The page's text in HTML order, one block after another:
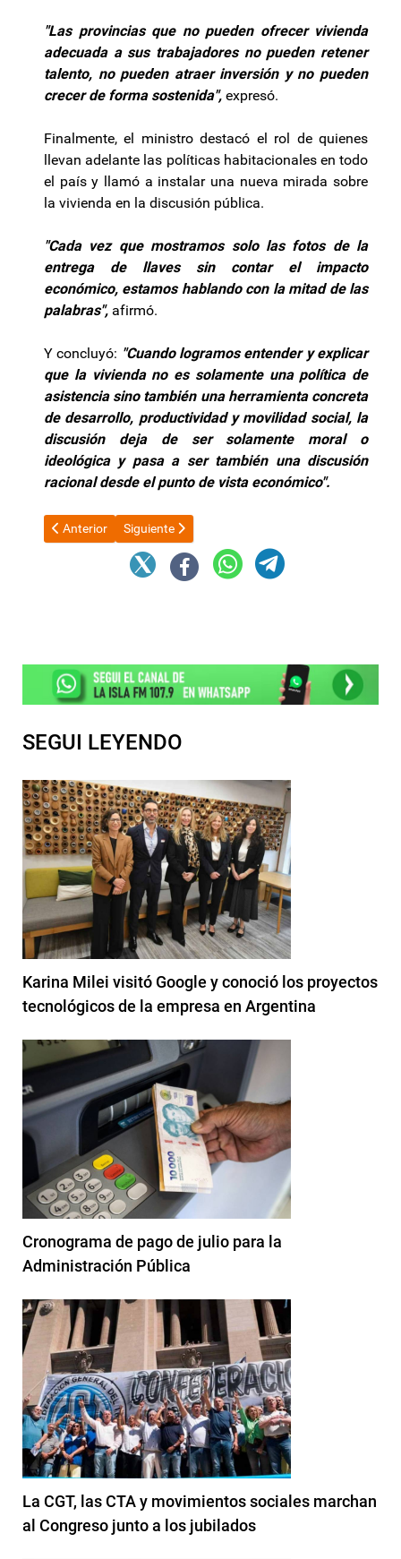
"Las provincias que no pueden ofrecer vivienda
adecuada a sus trabajadores no pueden retener
talento, no pueden atraer inversión y no pueden
crecer de forma sostenida", expresó.
Finalmente, el ministro destacó el rol de quienes
llevan adelante las políticas habitacionales en todo
el país y llamó a instalar una nueva mirada sobre
la vivienda en la discusión pública.
"Cada vez que mostramos solo las fotos de la
entrega de llaves sin contar el impacto
económico, estamos hablando con la mitad de las
palabras", afirmó.
Y concluyó: "Cuando logramos entender y explicar
que la vivienda no es solamente una política de
asistencia sino también una herramienta concreta
de desarrollo, productividad y movilidad social, la
discusión deja de ser solamente moral o
ideológica y pasa a ser también una discusión
racional desde el punto de vista económico".
Artículo anterior: El Gobierno impuso fuertes subas en las
Anterior Artículo siguiente: Senadores alertan que el NOA
Siguiente
SEGUI LEYENDO
Karina Milei visitó Google y conoció los proyectos
tecnológicos de la empresa en Argentina
Cronograma de pago de julio para la
Administración Pública
La CGT, las CTA y movimientos sociales marchan
al Congreso junto a los jubilados